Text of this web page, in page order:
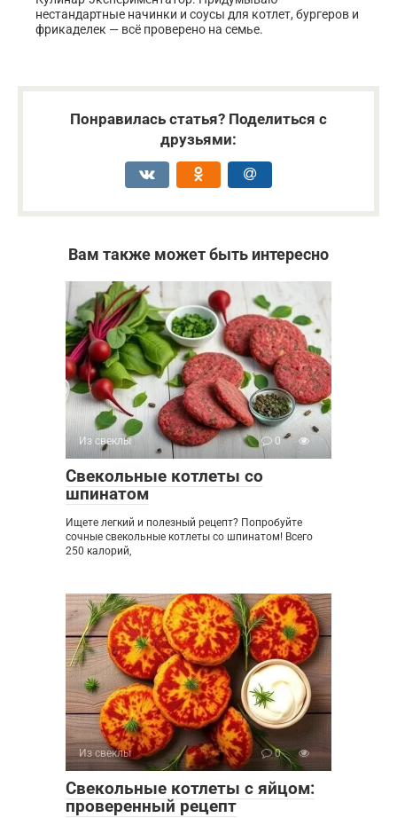
нестандартные начинки и соусы для котлет, бургеров и
фрикаделек — всё проверено на семье.
Понравилась статья? Поделиться с
друзьями:
Вам также может быть интересно
Из свеклы 0
Свекольные котлеты со
шпинатом
Ищете легкий и полезный рецепт? Попробуйте
сочные свекольные котлеты со шпинатом! Всего
250 калорий,
Из свеклы 0
Свекольные котлеты с яйцом:
проверенный рецепт